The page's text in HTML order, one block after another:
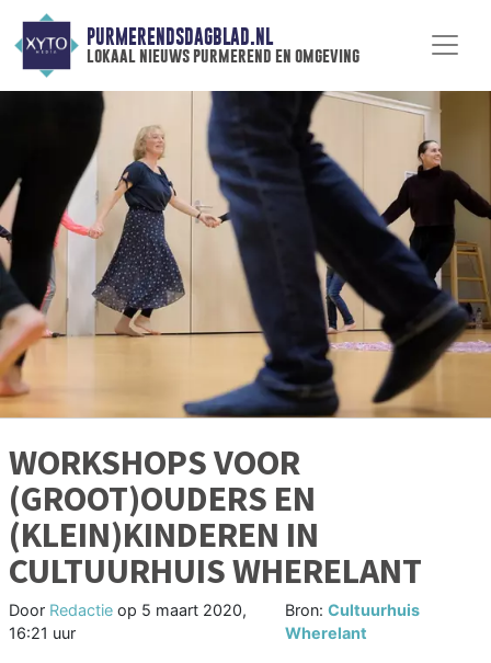
PURMERENDSDAGBLAD.NL
lokaal nieuws purmerend en omgeving
WORKSHOPS VOOR
(GROOT)OUDERS EN
(KLEIN)KINDEREN IN
CULTUURHUIS WHERELANT
Door Redactie op 5 maart 2020,
16:21 uur
Bron:Cultuurhuis
Wherelant